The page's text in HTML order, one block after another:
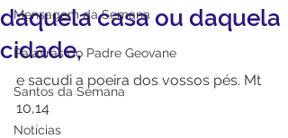
Mensagem da Semana
Palavras do Padre Geovane
Santos da Semana
Notícias
daquela casa ou daquela
cidade,
e sacudi a poeira dos vossos pés. Mt
10,14